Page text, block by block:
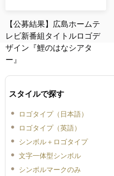
【公募結果】広島ホームテ
レビ新番組タイトルロゴデ
ザイン『鯉のはなシアタ
ー』
スタイルで探す
ロゴタイプ（日本語）
ロゴタイプ（英語）
シンボル＋ロゴタイプ
文字一体型シンボル
シンボルマークのみ